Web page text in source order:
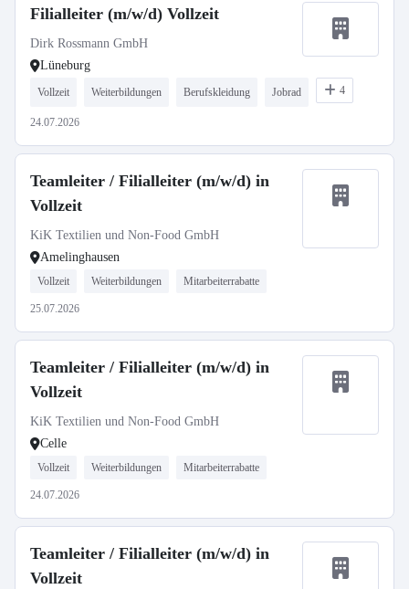
Filialleiter (m/w/d) Vollzeit
Dirk Rossmann GmbH
Lüneburg
Vollzeit Weiterbildungen Berufskleidung Jobrad 4
24.07.2026
Teamleiter / Filialleiter (m/w/d) in
Vollzeit
KiK Textilien und Non-Food GmbH
Amelinghausen
Vollzeit Weiterbildungen Mitarbeiterrabatte
25.07.2026
Teamleiter / Filialleiter (m/w/d) in
Vollzeit
KiK Textilien und Non-Food GmbH
Celle
Vollzeit Weiterbildungen Mitarbeiterrabatte
24.07.2026
Teamleiter / Filialleiter (m/w/d) in
Vollzeit